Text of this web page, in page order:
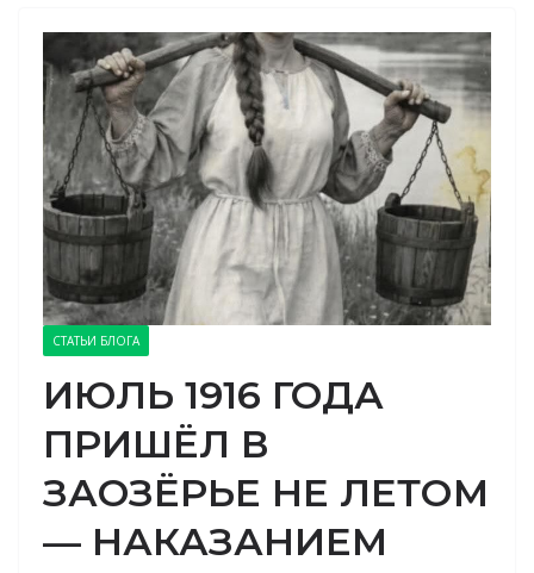
СТАТЬИ БЛОГА
ИЮЛЬ 1916 ГОДА
ПРИШЁЛ В
ЗАОЗЁРЬЕ НЕ ЛЕТОМ
— НАКАЗАНИЕМ